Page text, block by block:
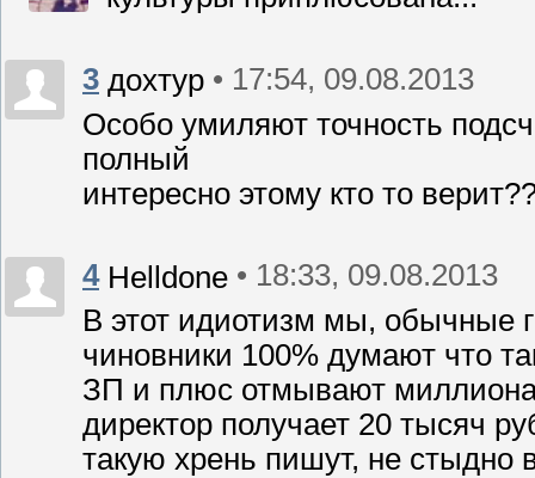
3 дохтур • 17:54, 09.08.2013
Особо умиляют точность
полный
интересно этому кто то
4 Helldone • 18:33, 09.08.2013
В этот идиотизм мы, обычные
чиновники 100% думают что
ЗП и плюс отмывают
директор получает 20 тысяч
такую хрень пишут, не стыдно